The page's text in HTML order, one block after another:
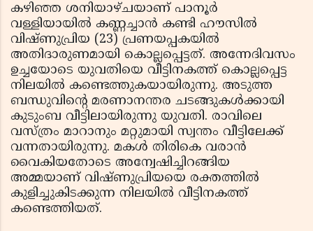
കഴിഞ്ഞ ശനിയാഴ്ചയാണ് പാനൂര്‍
വള്ളിയായില്‍ കണ്ണച്ചാന്‍ കണ്ടി ഹൗസില്‍
വിഷ്ണുപ്രിയ (23) പ്രണയപ്പകയില്‍
അതിദാരുണമായി കൊല്ലപ്പെട്ടത്. അന്നേദിവസം
ഉച്ചയോടെ യുവതിയെ വീട്ടിനകത്ത് കൊല്ലപ്പെട്ട
നിലയില്‍ കണ്ടെത്തുകയായിരുന്നു. അടുത്ത
ബന്ധുവിന്റെ മരണാനന്തര ചടങ്ങുകള്‍ക്കായി
കുടുംബ വീട്ടിലായിരുന്നു യുവതി. രാവിലെ
വസ്ത്രം മാറാനും മറ്റുമായി സ്വന്തം വീട്ടിലേക്ക്
വന്നതായിരുന്നു. മകള്‍ തിരികെ വരാന്‍
വൈകിയതോടെ അന്വേഷിച്ചിറങ്ങിയ
അമ്മയാണ് വിഷ്ണുപ്രിയയെ രക്തത്തില്‍
കുളിച്ചുകിടക്കുന്ന നിലയില്‍ വീട്ടിനകത്ത്
കണ്ടെത്തിയത്.